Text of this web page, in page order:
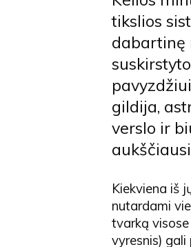
tikslios
dabartinę
gildija,
verslo ir
Kiekviena iš
nutardami
tvarką
vyresnis)